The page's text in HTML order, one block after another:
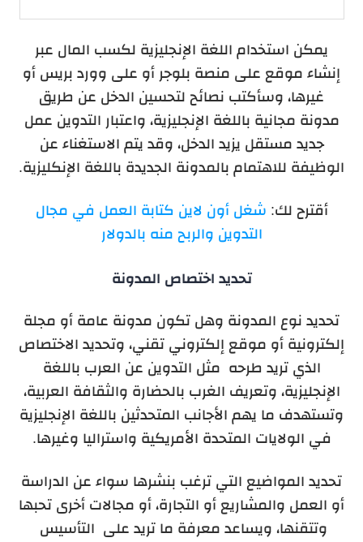
يمكن استخدام اللغة الإنجليزية لكسب المال عبر
إنشاء موقع على منصة بلوجر أو على وورد بريس أو
غيرها، وسأكتب نصائح لتحسين الدخل عن طريق
مدونة مجانية باللغة الإنجليزية، واعتبار التدوين عمل
جديد مستقل يزيد الدخل، وقد يتم الاستغناء عن
الوظيفة للاهتمام بالمدونة الجديدة باللغة الإنكليزية.
أقترح لك: شغل أون لاين كتابة العمل في مجال
التدوين والربح منه بالدولار
تحديد اختصاص المدونة
تحديد نوع المدونة وهل تكون مدونة عامة أو مجلة
إلكترونية أو موقع إلكتروني تقني، وتحديد الاختصاص
الذي تريد طرحه مثل التدوين عن العرب باللغة
الإنجليزية، وتعريف الغرب بالحضارة والثقافة العربية،
وتستهدف ما يهم الأجانب المتحدثين باللغة الإنجليزية
في الولايات المتحدة الأمريكية واستراليا وغيرها.
تحديد المواضيع التي ترغب بنشرها سواء عن الدراسة
أو العمل والمشاريع أو التجارة، أو مجالات أخرى تحبها
وتتقنها، ويساعد معرفة ما تريد على التأسيس